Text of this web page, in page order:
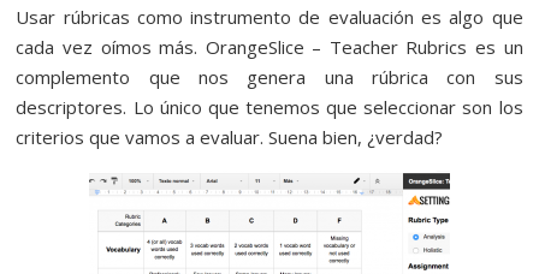
Usar rúbricas como instrumento de evaluación es algo que
cada vez oímos más. OrangeSlice – Teacher Rubrics es un
complemento que nos genera una rúbrica con sus
descriptores. Lo único que tenemos que seleccionar son los
criterios que vamos a evaluar. Suena bien, ¿verdad?